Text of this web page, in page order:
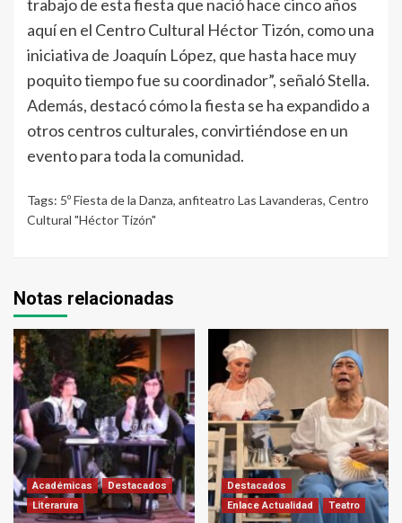
trabajo de esta fiesta que nació hace cinco años
aquí en el Centro Cultural Héctor Tizón, como una
iniciativa de Joaquín López, que hasta hace muy
poquito tiempo fue su coordinador”, señaló Stella.
Además, destacó cómo la fiesta se ha expandido a
otros centros culturales, convirtiéndose en un
evento para toda la comunidad.
Tags: 5º Fiesta de la Danza, anfiteatro Las Lavanderas, Centro
Cultural "Héctor Tizón"
Notas relacionadas
Académicas
Destacados
Literarura
Destacados
Enlace Actualidad
Teatro